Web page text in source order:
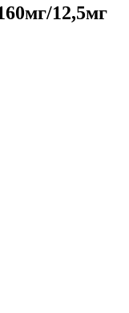
12,5мг